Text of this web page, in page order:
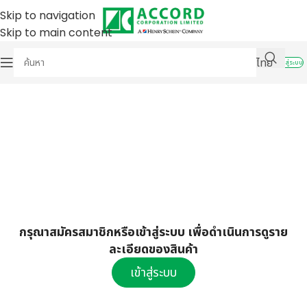
Skip to navigation
Skip to main content
ไทย
เข้าสู่ระบบ
กรุณาสมัครสมาชิกหรือเข้าสู่ระบบ เพื่อดำเนินการดูราย
ละเอียดของสินค้า
เข้าสู่ระบบ